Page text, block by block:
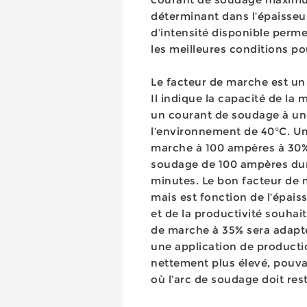
déterminant dans
d’intensité disponible
les meilleures conditions
Le facteur de marche est
Il indique la capacité de la
un courant de soudage à
l’environnement de 40°C.
marche à 100 ampères à
soudage de 100 ampères
minutes. Le bon facteur de
mais est fonction de
et de la productivité
de marche à 35% sera
une application de
nettement plus élevé,
où l’arc de soudage doit